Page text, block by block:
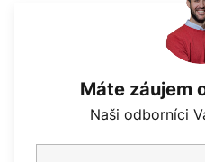
Máte záujem
Naši odborníci